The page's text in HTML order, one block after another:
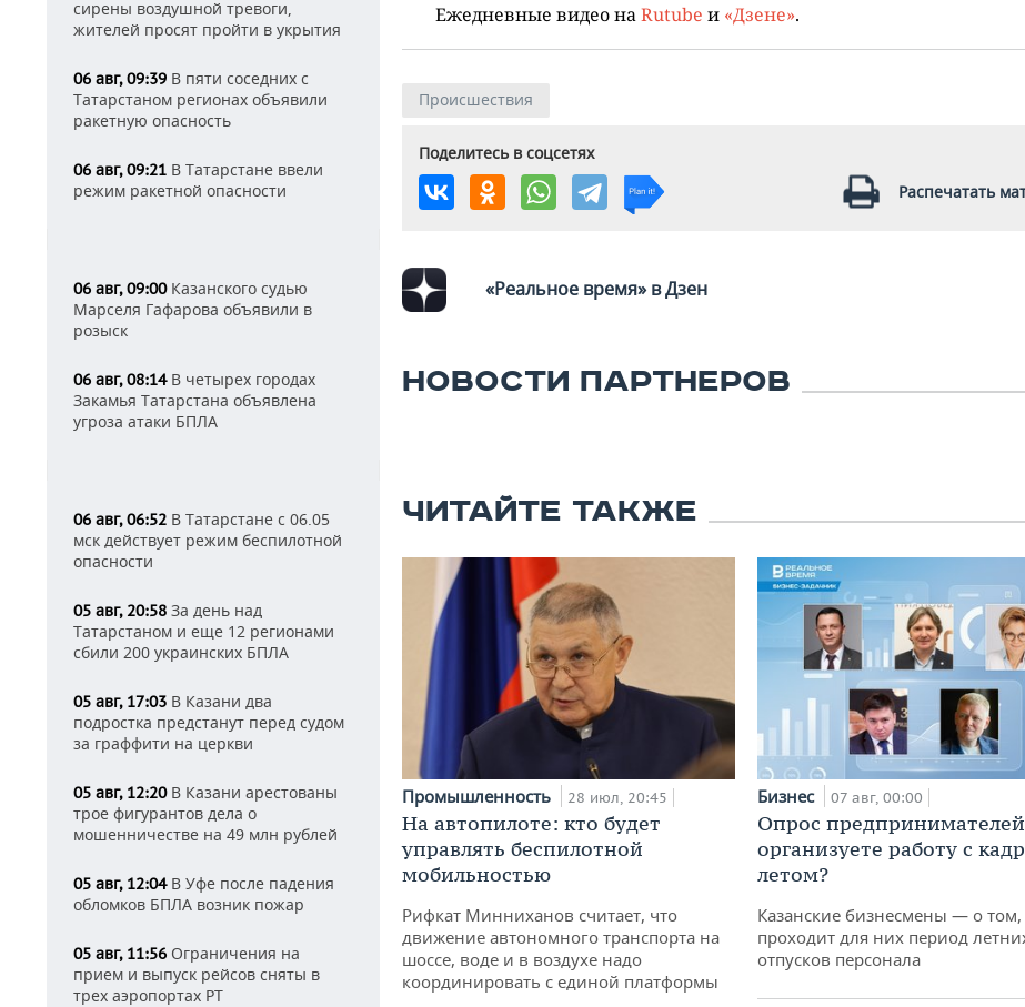
сирены воздушной тревоги,
жителей просят пройти в укрытия
06 авг, 09:39 В пяти соседних с
Татарстаном регионах объявили
ракетную опасность
06 авг, 09:21 В Татарстане ввели
режим ракетной опасности
06 авг, 09:00Казанского судью
Марселя Гафарова объявили в
розыск
06 авг, 08:14В четырех городах
Закамья Татарстана объявлена
угроза атаки БПЛА
06 авг, 06:52 В Татарстане с 06.05
мск действует режим беспилотной
опасности
05 авг, 20:58 За день над
Татарстаном и еще 12 регионами
сбили 200 украинских БПЛА
05 авг, 17:03 В Казани два
подростка предстанут перед судом
за граффити на церкви
05 авг, 12:20В Казани арестованы
трое фигурантов дела о
мошенничестве на 49 млн рублей
05 авг, 12:04В Уфе после падения
обломков БПЛА возник пожар
05 авг, 11:56 Ограничения на
прием и выпуск рейсов сняты в
трех аэропортах РТ
Ежедневные видео на Rutube и «Дзене».
Происшествия
Поделитесь в соцсетях
Распечатать
«Реальное время» в Дзен
НОВОСТИ ПАРТНЕРОВ
ЧИТАЙТЕ ТАКЖЕ
Промышленность 28 июл, 20:45
На автопилоте: кто будет
управлять беспилотной
мобильностью
Рифкат Минниханов считает, что
движение автономного транспорта на
шоссе, воде и в воздухе надо
координировать с единой платформы
Бизнес 07 авг, 00:00
Опрос
организуете работу с
летом?
Казанские бизнесмены — о том,
проходит для них период
отпусков персонала